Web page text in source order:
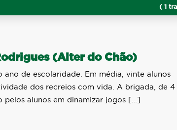
( 1
(Alter do Chão)
de escolaridade. Em média, vinte alunos
dos recreios com vida. A brigada, de 4
alunos em dinamizar jogos […]